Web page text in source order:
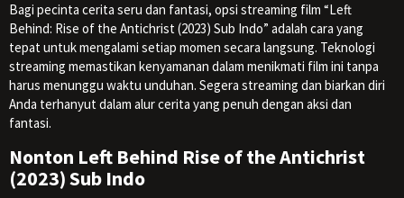
Bagi pecinta cerita seru dan fantasi, opsi streaming film “Left
Behind: Rise of the Antichrist (2023) Sub Indo” adalah cara yang
tepat untuk mengalami setiap momen secara langsung. Teknologi
streaming memastikan kenyamanan dalam menikmati film ini tanpa
harus menunggu waktu unduhan. Segera streaming dan biarkan diri
Anda terhanyut dalam alur cerita yang penuh dengan aksi dan
fantasi.
Nonton Left Behind Rise of the Antichrist
(2023) Sub Indo